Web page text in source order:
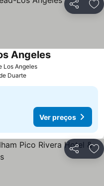
Partilhar
Los AngelesVer preços
AngelesVer preços
Duarte
Ver preços
Partilhar